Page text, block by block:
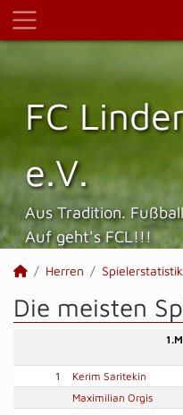
FC
e.V.
Aus Tradition.
Auf geht's FCL!!!
Herren Spielerstatistik
Die meisten
1 Kerim Saritekin
Maximilian Orgis